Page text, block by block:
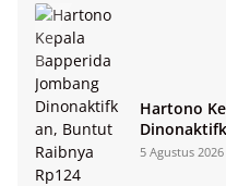
Hartono
Miliar Kas
5 Agustus 2026